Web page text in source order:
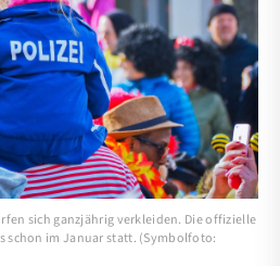
sich ganzjährig verkleiden. Die offizielle
schon im Januar statt. (Symbolfoto: